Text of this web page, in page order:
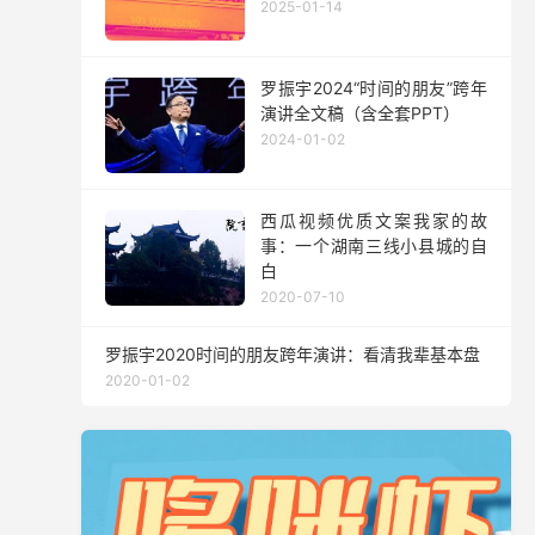
2025-01-14
罗振宇2024“时间的朋友”跨年
演讲全文稿（含全套PPT）
2024-01-02
西瓜视频优质文案我家的故
事：一个湖南三线小县城的自
白
2020-07-10
罗振宇2020时间的朋友跨年演讲：看清我辈基本盘
2020-01-02